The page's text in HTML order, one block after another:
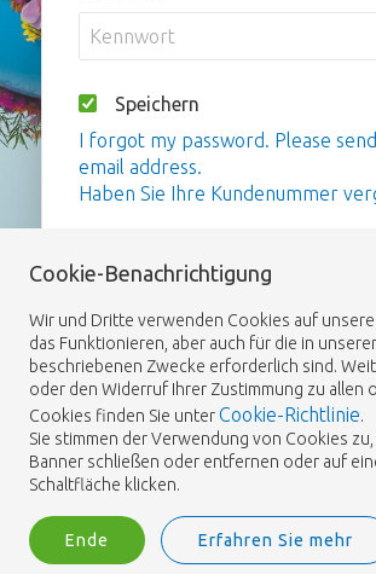
Speichern
I forgot my password. Please
email address.
Haben Sie Ihre Kundenummer
Cookie-Benachrichtigung
Wir und Dritte verwenden Cookies auf
das Funktionieren, aber auch für die in
beschriebenen Zwecke erforderlich sind.
oder den Widerruf Ihrer Zustimmung zu allen
Cookies finden Sie unterCookie-Richtlinie.
Sie stimmen der Verwendung von Cookies zu,
Banner schließen oder entfernen oder auf
Schaltfläche klicken.
Ende Erfahren Sie mehr